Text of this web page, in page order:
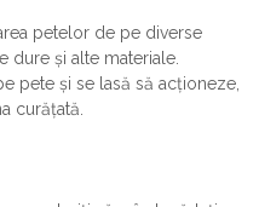
petelor de pe diverse
dure și alte materiale.
pete și se lasă să acționeze,
curățată.